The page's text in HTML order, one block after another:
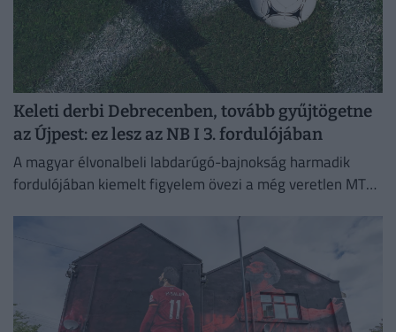
Keleti derbi Debrecenben, tovább gyűjtögetne
az Újpest: ez lesz az NB I 3. fordulójában
A magyar élvonalbeli labdarúgó-bajnokság harmadik
fordulójában kiemelt figyelem övezi a még veretlen MTK